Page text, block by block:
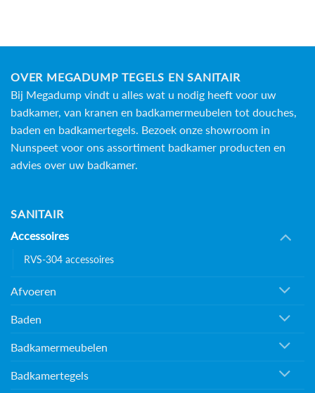
OVER MEGADUMP TEGELS EN SANITAIR
Bij Megadump vindt u alles wat u nodig heeft voor uw
badkamer, van kranen en badkamermeubelen tot douches,
baden en badkamertegels . Bezoek onze showroom in
Nunspeet voor ons assortiment badkamer producten en
advies over uw badkamer.
SANITAIR
Accessoires
RVS-304 accessoires
Afvoeren
Baden
Badkamermeubelen
Badkamertegels